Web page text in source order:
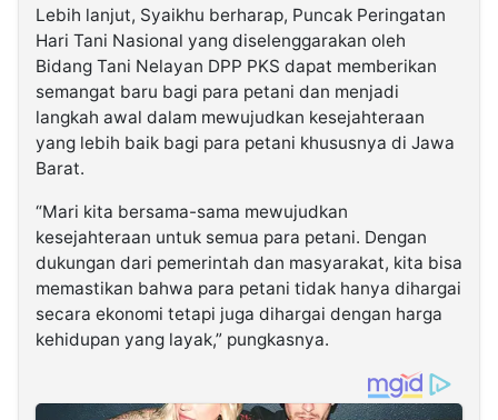
Lebih lanjut, Syaikhu berharap, Puncak Peringatan
Hari Tani Nasional yang diselenggarakan oleh
Bidang Tani Nelayan DPP PKS dapat memberikan
semangat baru bagi para petani dan menjadi
langkah awal dalam mewujudkan kesejahteraan
yang lebih baik bagi para petani khususnya di Jawa
Barat.
“Mari kita bersama-sama mewujudkan
kesejahteraan untuk semua para petani. Dengan
dukungan dari pemerintah dan masyarakat, kita bisa
memastikan bahwa para petani tidak hanya dihargai
secara ekonomi tetapi juga dihargai dengan harga
kehidupan yang layak,” pungkasnya.